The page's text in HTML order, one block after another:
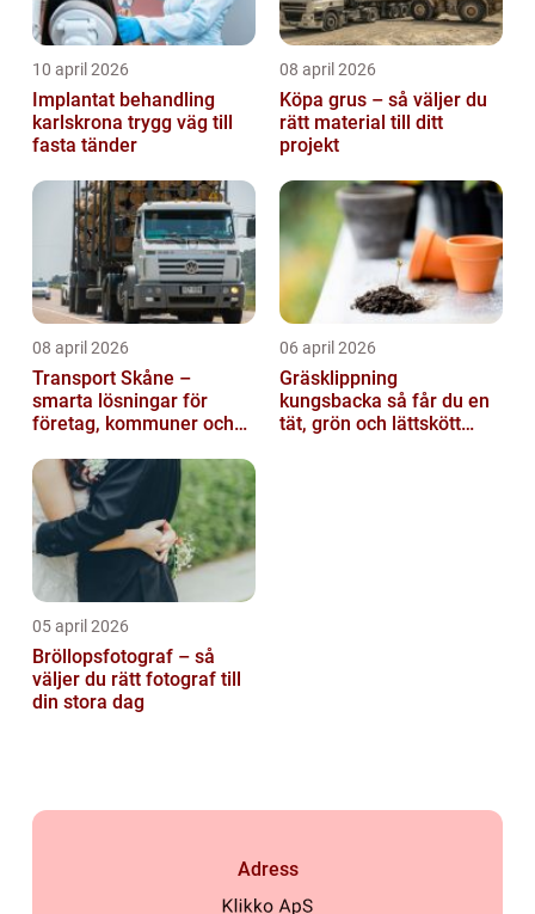
10 april 2026
Implantat behandling
karlskrona trygg väg till
fasta tänder
08 april 2026
Köpa grus – så väljer du
rätt material till ditt
projekt
08 april 2026
Transport Skåne –
smarta lösningar för
företag, kommuner och
06 april 2026
Gräsklippning
kungsbacka så får du en
tät, grön och lättskött
05 april 2026
Bröllopsfotograf – så
väljer du rätt fotograf till
din stora dag
Adress